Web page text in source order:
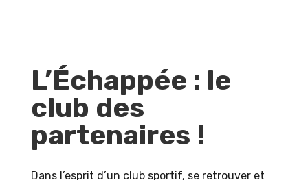
L’Échappée : le
club des
partenaires !
Dans l’esprit d’un club sportif, se retrouver et